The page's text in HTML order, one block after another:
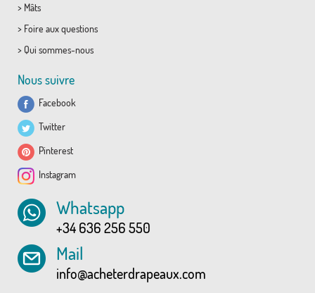
> Mâts
> Foire aux questions
> Qui sommes-nous
Nous suivre
Facebook
Twitter
Pinterest
Instagram
Whatsapp
+34 636 256 550
Mail
info@acheterdrapeaux.com